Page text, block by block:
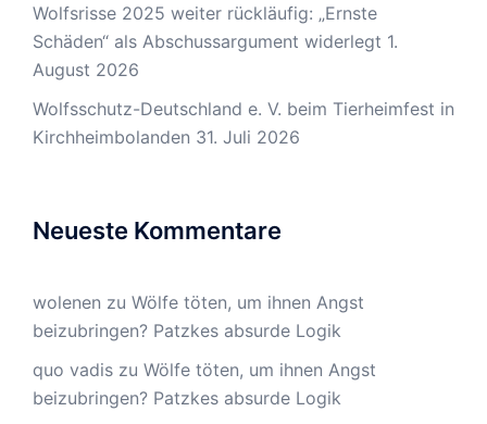
Wolfsrisse 2025 weiter rückläufig: „Ernste
Schäden“ als Abschussargument widerlegt 1.
August 2026
Wolfsschutz-Deutschland e. V. beim Tierheimfest in
Kirchheimbolanden 31. Juli 2026
Neueste Kommentare
wolenen zu Wölfe töten, um ihnen Angst
beizubringen? Patzkes absurde Logik
quo vadis zu Wölfe töten, um ihnen Angst
beizubringen? Patzkes absurde Logik